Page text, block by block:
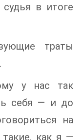
в итоге
траты
у нас так
себя — и до
на
как я —